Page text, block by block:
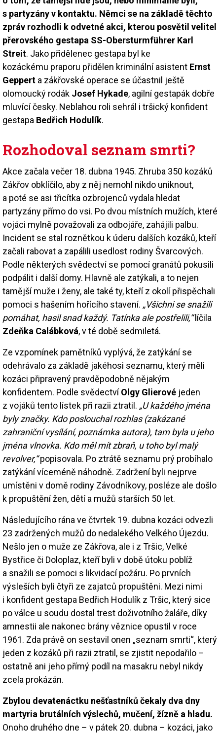
s partyzány v kontaktu. Němci se na základě těchto
zpráv rozhodli k odvetné akci, kterou posvětil velitel
přerovského gestapa SS-Obersturmführer Karl
Streit. Jako přidělenec gestapa byl ke
kozáckému praporu přidělen kriminální asistent Ernst
Geppert a zákřovské operace se účastnil ještě
olomoucký rodák Josef Hykade, agilní gestapák dobře
mluvící česky. Neblahou roli sehrál i tršický konfident
gestapa Bedřich Hodulík.
Rozhodoval seznam smrti?
Akce začala večer 18. dubna 1945. Zhruba 350 kozáků
Zákřov obklíčilo, aby z něj nemohl nikdo uniknout,
a poté se asi třicítka ozbrojenců vydala hledat
partyzány přímo do vsi. Po dvou místních mužích, které
vojáci mylně považovali za odbojáře, zahájili palbu.
Incident se stal roznětkou k úderu dalších kozáků, kteří
začali rabovat a zapálili usedlost rodiny Švarcových.
Podle některých svědectví se pomocí granátů pokusili
podpálit i další domy. Hlavně ale zatýkali, a to nejen
tamější muže i ženy, ale také ty, kteří z okolí přispěchali
pomoci s hašením hořícího stavení. „Všichni se snažili
pomáhat, hasil snad každý. Tatínka ale postřelili,“líčila
Zdeňka Calábková, v té době sedmiletá.
Ze vzpomínek pamětníků vyplývá, že zatýkání se
odehrávalo za základě jakéhosi seznamu, který měli
kozáci připravený pravděpodobně nějakým
konfidentem. Podle svědectvíOlgy Glierové jeden
z vojáků tento lístek při razii ztratil. „U každého jména
byly značky. Kdo poslouchal rozhlas (zakázané
zahraniční vysílání, poznámka autora), tam byla u jeho
jména vlnovka. Kdo měl mít zbraň, u toho byl malý
revolver,“popisovala. Po ztrátě seznamu prý probíhalo
zatýkání víceméně náhodně. Zadržení byli nejprve
umístěni v domě rodiny Závodníkovy, posléze ale došlo
k propuštění žen, dětí a mužů starších 50 let.
Následujícího rána ve čtvrtek 19. dubna kozáci odvezli
23 zadržených mužů do nedalekého Velkého Újezdu.
Nešlo jen o muže ze Zákřova, ale i z Tršic, Velké
Bystřice či Doloplaz, kteří byli v době útoku poblíž
a snažili se pomoci s likvidací požáru. Po prvních
výsleších byli čtyři ze zajatců propuštěni. Mezi nimi
i konfident gestapa Bedřich Hodulík z Tršic, který sice
po válce u soudu dostal trest doživotního žaláře, díky
amnestii ale nakonec brány věznice opustil v roce
1961. Zda právě on sestavil onen „seznam smrti“, který
jeden z kozáků při razii ztratil, se zjistit nepodařilo –
ostatně ani jeho přímý podíl na masakru nebyl nikdy
zcela prokázán.
Zbylou devatenáctku nešťastníků čekaly dva dny
martyria brutálních výslechů, mučení, žízně a hladu.
Onoho druhého dne – v pátek 20. dubna – kozáci, jako